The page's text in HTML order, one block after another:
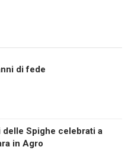
di fede
delle Spighe celebrati a
in Agro